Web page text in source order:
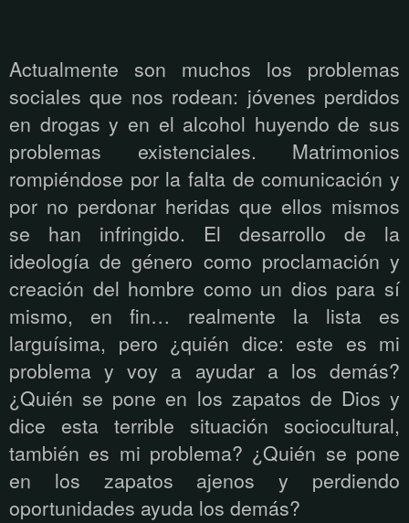
Actualmente son muchos los problemas
sociales que nos rodean: jóvenes perdidos
en drogas y en el alcohol huyendo de sus
problemas existenciales. Matrimonios
rompiéndose por la falta de comunicación y
por no perdonar heridas que ellos mismos
se han infringido. El desarrollo de la
ideología de género como proclamación y
creación del hombre como un dios para sí
mismo, en fin… realmente la lista es
larguísima, pero ¿quién dice: este es mi
problema y voy a ayudar a los demás?
¿Quién se pone en los zapatos de Dios y
dice esta terrible situación sociocultural,
también es mi problema? ¿Quién se pone
en los zapatos ajenos y perdiendo
oportunidades ayuda los demás?